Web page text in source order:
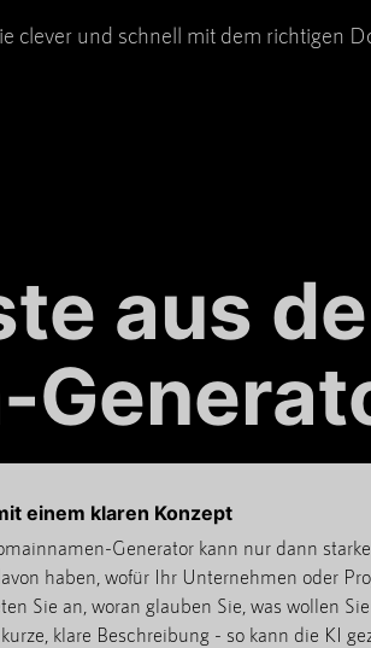
clever und schnell mit dem richtigen
aus
einem klaren Konzept
Generator kann nur dann
haben, wofür Ihr Unternehmen oder
Sie an, woran glauben Sie, was wollen
klare Beschreibung - so kann die KI